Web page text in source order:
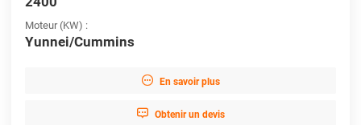
Moteur (KW) :
Yunnei/Cummins
 En savoir plus
 Obtenir un devis